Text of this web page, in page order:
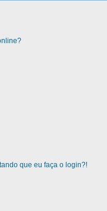
que eu faça o login?!